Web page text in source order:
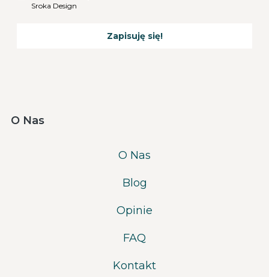
Sroka Design
Zapisuję się!
O Nas
O Nas
Blog
Opinie
FAQ
Kontakt